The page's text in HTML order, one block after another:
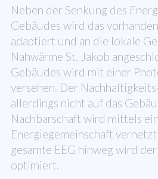
Neben der Senkung des
Gebäudes wird das
adaptiert und an die lokale
Nahwärme St. Jakob
Gebäudes wird mit einer
versehen. Der
allerdings nicht auf das
Nachbarschaft wird mittels
Energiegemeinschaft
gesamte EEG hinweg wird
optimiert.